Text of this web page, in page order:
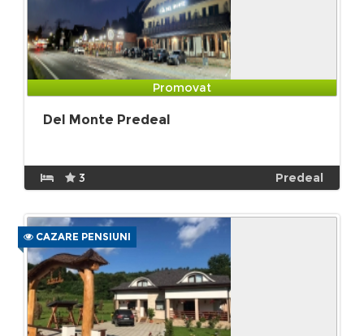
Promovat
Del Monte Predeal
3 Predeal
CAZARE PENSIUNI